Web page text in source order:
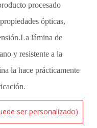
procesado
ópticas,
lámina de
y resistente a la
la hace prácticamente
ser personalizado)